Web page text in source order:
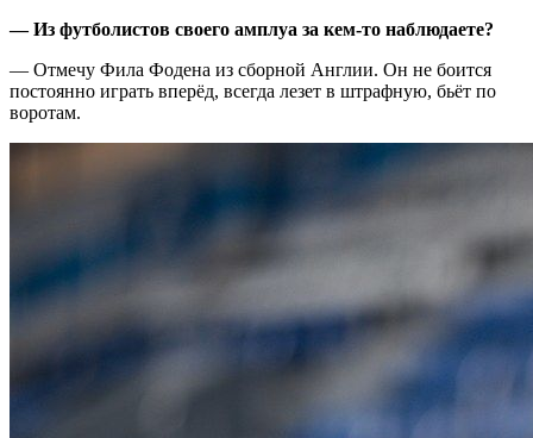
— Из футболистов своего амплуа за кем-то наблюдаете?
— Отмечу Фила Фодена из сборной Англии. Он не боится
постоянно играть вперёд, всегда лезет в штрафную, бьёт по
воротам.